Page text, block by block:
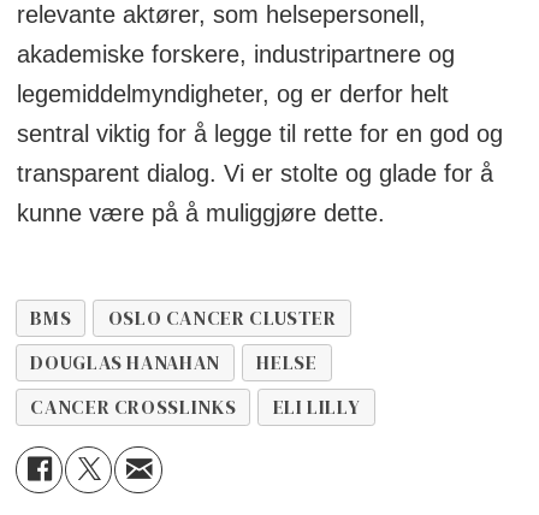
relevante aktører, som helsepersonell,
akademiske forskere, industripartnere og
legemiddelmyndigheter, og er derfor helt
sentral viktig for å legge til rette for en god og
transparent dialog. Vi er stolte og glade for å
kunne være på å muliggjøre dette.
BMS
OSLO CANCER CLUSTER
DOUGLAS HANAHAN
HELSE
CANCER CROSSLINKS
ELI LILLY